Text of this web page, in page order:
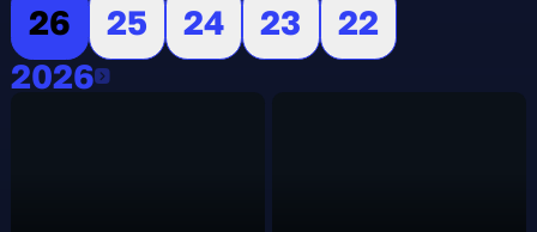
26
25 24 23
22
20262026